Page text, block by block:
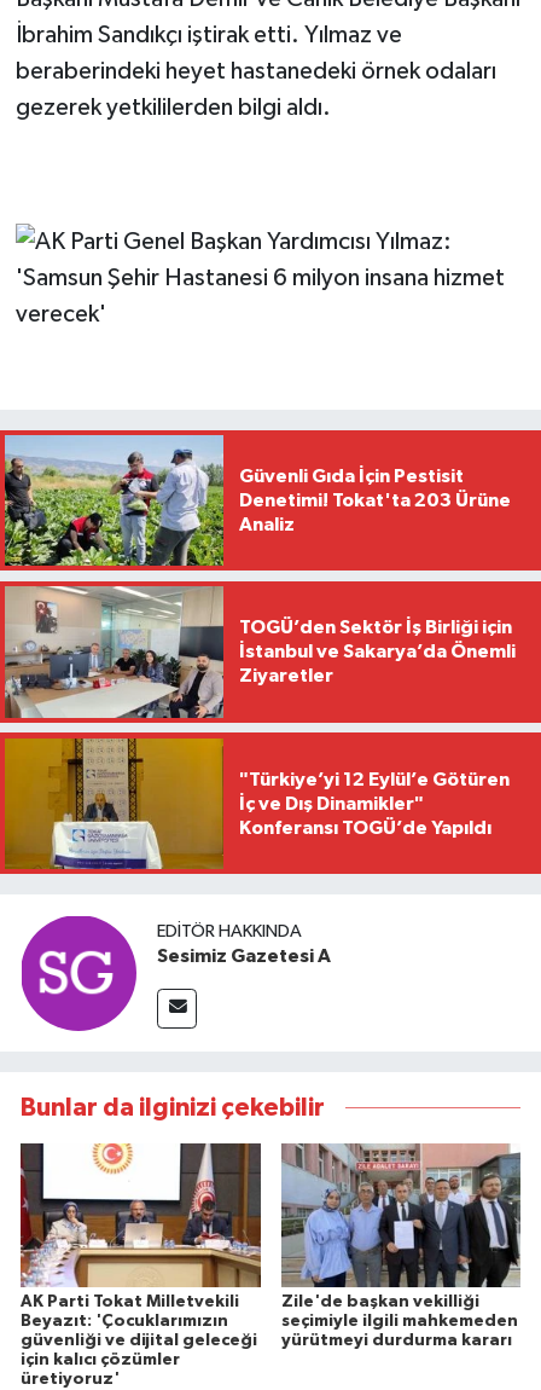
İbrahim Sandıkçı iştirak etti. Yılmaz ve
beraberindeki heyet hastanedeki örnek odaları
gezerek yetkililerden bilgi aldı.
Güvenli Gıda İçin Pestisit
Denetimi! Tokat'ta 203 Ürüne
Analiz
TOGÜ’den Sektör İş Birliği için
İstanbul ve Sakarya’da Önemli
Ziyaretler
"Türkiye’yi 12 Eylül’e Götüren
İç ve Dış Dinamikler"
Konferansı TOGÜ’de Yapıldı
EDITÖR HAKKINDA
Sesimiz Gazetesi A
Bunlar da ilginizi çekebilir
AK Parti Tokat Milletvekili
Beyazıt: 'Çocuklarımızın
güvenliği ve dijital geleceği
için kalıcı çözümler
üretiyoruz'
Zile'de başkan vekilliği
seçimiyle ilgili mahkemeden
yürütmeyi durdurma kararı